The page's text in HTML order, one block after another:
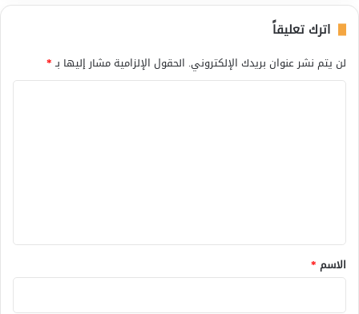
اترك تعليقاً
لن يتم نشر عنوان بريدك الإلكتروني. الحقول الإلزامية مشار إليها بـ*
*
الاسم *